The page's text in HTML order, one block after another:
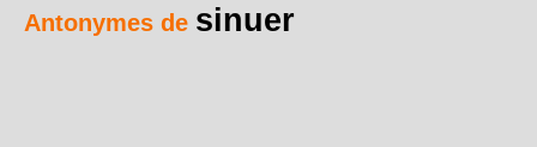
Antonymes de sinuer